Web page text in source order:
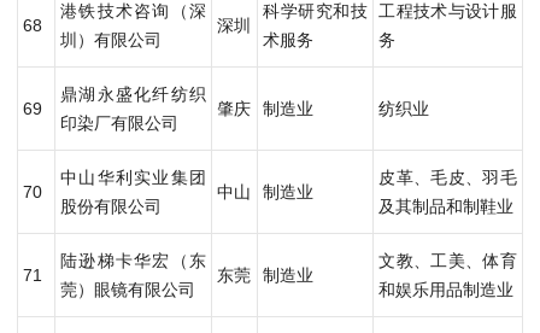
68
港铁技术咨询（深
圳）有限公司
深圳
科学研究和技
术服务
工程技术与设计服
务
69
鼎湖永盛化纤纺织
印染厂有限公司
肇庆 制造业 纺织业
70
中山华利实业集团
股份有限公司
中山 制造业
皮革、毛皮、羽毛
及其制品和制鞋业
71
陆逊梯卡华宏（东
莞）眼镜有限公司
东莞 制造业
文教、工美、体育
和娱乐用品制造业